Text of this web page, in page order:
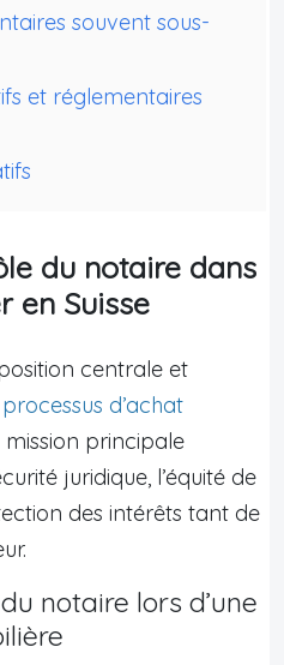
souvent sous-
et réglementaires
du notaire dans
en Suisse
centrale et
processus d’achat
mission principale
juridique, l’équité de
des intérêts tant de
notaire lors d’une